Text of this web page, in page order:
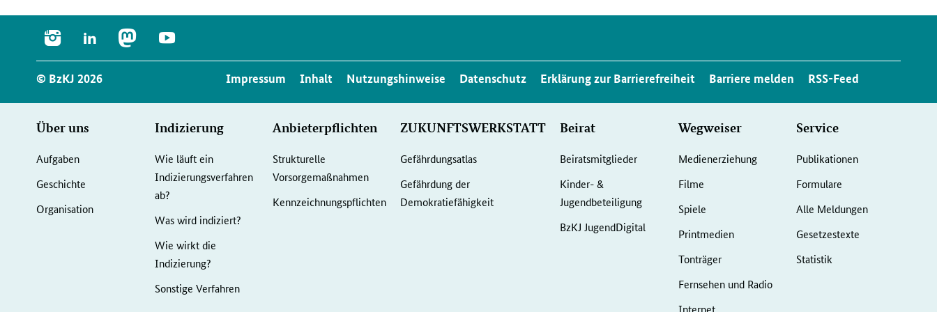
INSTAGRAM
LINKEDINMASTODON
© BzKJ 2026
Service
Navigation
Impressum Inhalt Nutzungshinweise Datenschutz Erklärung zur Barrierefreiheit Barriere melden RSS-Feed
Seiten-
Navigation
Über uns
Aufgaben
Geschichte
Organisation
Indizierung
Wie läuft ein
Indizierungsverfahren
ab?
Was wird indiziert?
Wie wirkt die
Indizierung?
Sonstige Verfahren
Anbieterpflichten
Strukturelle
Vorsorgemaßnahmen
Kennzeichnungspflichten
ZUKUNFTSWERKSTATT
Gefährdungsatlas
Gefährdung der
Demokratiefähigkeit
Beirat
Beiratsmitglieder
Kinder- &
Jugendbeteiligung
BzKJ JugendDigital
Wegweiser
Medienerziehung
Filme
Spiele
Printmedien
Tonträger
Fernsehen und Radio
Internet
Service
Publikationen
Formulare
Alle Meldungen
Gesetzestexte
Statistik